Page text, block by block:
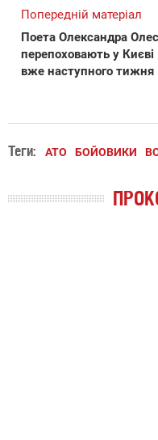
Попередній матеріал
Поета Олександра
перепоховають у Києві
вже наступного тижня
Теги: АТО БОЙОВИКИ